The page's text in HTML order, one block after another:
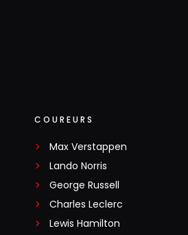
COUREURS
Max Verstappen
Lando Norris
George Russell
Charles Leclerc
Lewis Hamilton